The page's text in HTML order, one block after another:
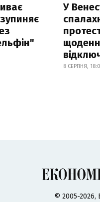
У
8 СЕРПНЯ,
© 2005-